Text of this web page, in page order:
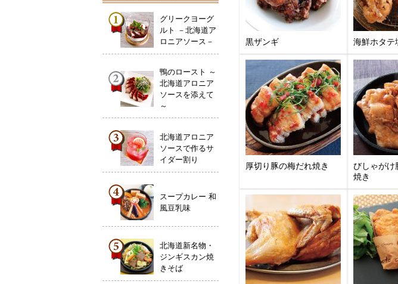
黒ザンギ 海鮮ホタテ
厚切り豚の梅だれ焼き
びしゃがけ
焼き
グリークヨーグ
ルト －北海道ア
ロニアソース－
鴨のロースト ～
北海道アロニア
ソースを添えて
～
北海道アロニア
ソースで作るサ
イダー割り
スープカレー 和
風豆乳味
北海道新名物・
ジンギスカン焼
きそば